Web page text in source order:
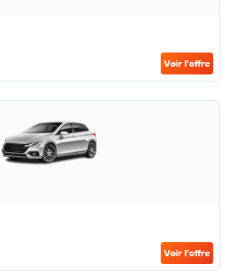
Voir l’offre
Voir l’offre